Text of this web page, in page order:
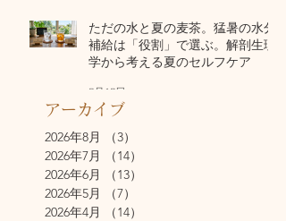
ただの水と夏の麦茶。猛暑の水分
補給は「役割」で選ぶ。解剖生理
学から考える夏のセルフケア
7月17日
アーカイブ
2026年8月
（3）
2026年7月
（14）
2026年6月
（13）
2026年5月
（7）
2026年4月
（14）